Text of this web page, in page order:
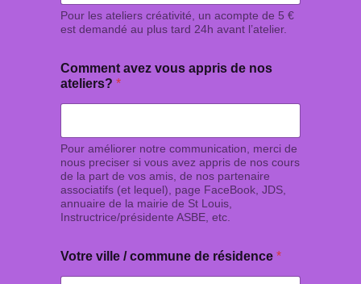
Pour les ateliers créativité, un acompte de 5 €
est demandé au plus tard 24h avant l’atelier.
e
v
o
s
Comment avez vous appris de nos
ateliers? *
Pour améliorer notre communication, merci de
nous preciser si vous avez appris de nos cours
de la part de vos amis, de nos partenaire
associatifs (et lequel), page FaceBook, JDS,
annuaire de la mairie de St Louis,
Instructrice/présidente ASBE, etc.
Votre ville / commune de résidence *